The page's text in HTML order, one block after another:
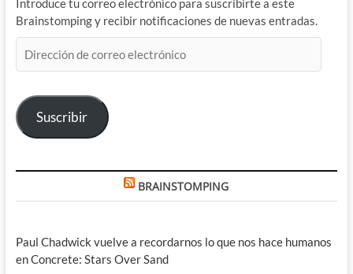
Introduce tu correo electrónico para suscribirte a este
Brainstomping y recibir notificaciones de nuevas entradas.
de
electrónico
Suscribir
BRAINSTOMPING
Paul Chadwick vuelve a recordarnos lo que nos hace humanos
en Concrete: Stars Over Sand